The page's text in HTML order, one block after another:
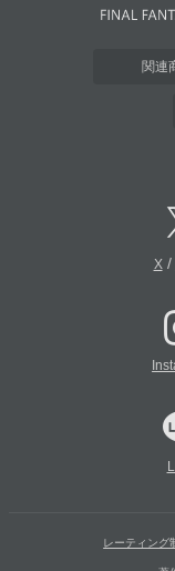
関連
X/
レーティング